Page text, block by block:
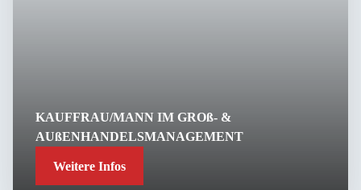
KAUFFRAU/MANN IM GROß- &
AUßENHANDELSMANAGEMENT
Weitere Infos